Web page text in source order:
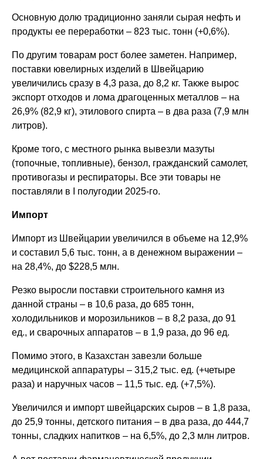
Основную долю традиционно заняли сырая нефть и
продукты ее переработки – 823 тыс. тонн (+0,6%).
По другим товарам рост более заметен. Например,
поставки ювелирных изделий в Швейцарию
увеличились сразу в 4,3 раза, до 8,2 кг. Также вырос
экспорт отходов и лома драгоценных металлов – на
26,9% (82,9 кг), этилового спирта – в два раза (7,9 млн
литров).
Кроме того, с местного рынка вывезли мазуты
(топочные, топливные), бензол, гражданский самолет,
противогазы и респираторы. Все эти товары не
поставляли в I полугодии 2025-го.
Импорт
Импорт из Швейцарии увеличился в объеме на 12,9%
и составил 5,6 тыс. тонн, а в денежном выражении –
на 28,4%, до $228,5 млн.
Резко выросли поставки строительного камня из
данной страны – в 10,6 раза, до 685 тонн,
холодильников и морозильников – в 8,2 раза, до 91
ед., и сварочных аппаратов – в 1,9 раза, до 96 ед.
Помимо этого, в Казахстан завезли больше
медицинской аппаратуры – 315,2 тыс. ед. (+четыре
раза) и наручных часов – 11,5 тыс. ед. (+7,5%).
Увеличился и импорт швейцарских сыров – в 1,8 раза,
до 25,9 тонны, детского питания – в два раза, до 444,7
тонны, сладких напитков – на 6,5%, до 2,3 млн литров.